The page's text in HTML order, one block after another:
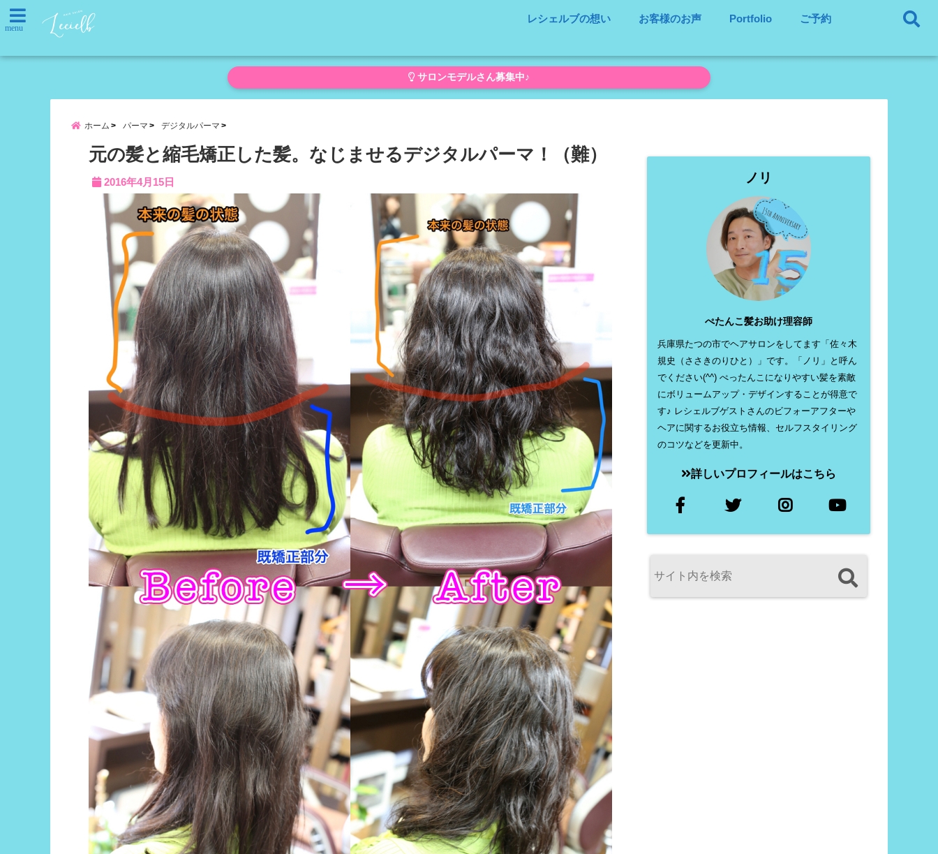
menu
レシェルブの想い お客様のお声 Portfolio ご予約
サロンモデルさん募集中♪
ホーム パーマ デジタルパーマ
元の髪と縮毛矯正した髪。なじませるデジタルパーマ！（難）
2016年4月15日 ノリ
ぺたんこ髪お助け理容師
兵庫県たつの市でヘアサロンをしてます「佐々木
規史（ささきのりひと）」です。「ノリ」と呼ん
でください(^^) ぺったんこになりやすい髪を素敵
にボリュームアップ・デザインすることが得意で
す♪ レシェルブゲストさんのビフォーアフターや
ヘアに関するお役立ち情報、セルフスタイリング
のコツなどを更新中。
詳しいプロフィールはこちら